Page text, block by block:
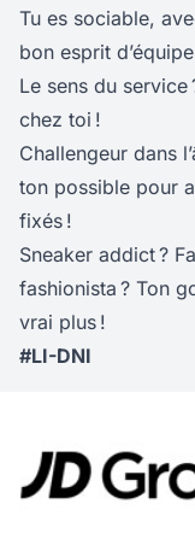
Tu es sociable,
bon esprit
Le sens du service
chez toi !
Challengeur dans
ton possible pour
fixés !
Sneaker addict ?
fashionista ? Ton
vrai plus !
#LI-DNI